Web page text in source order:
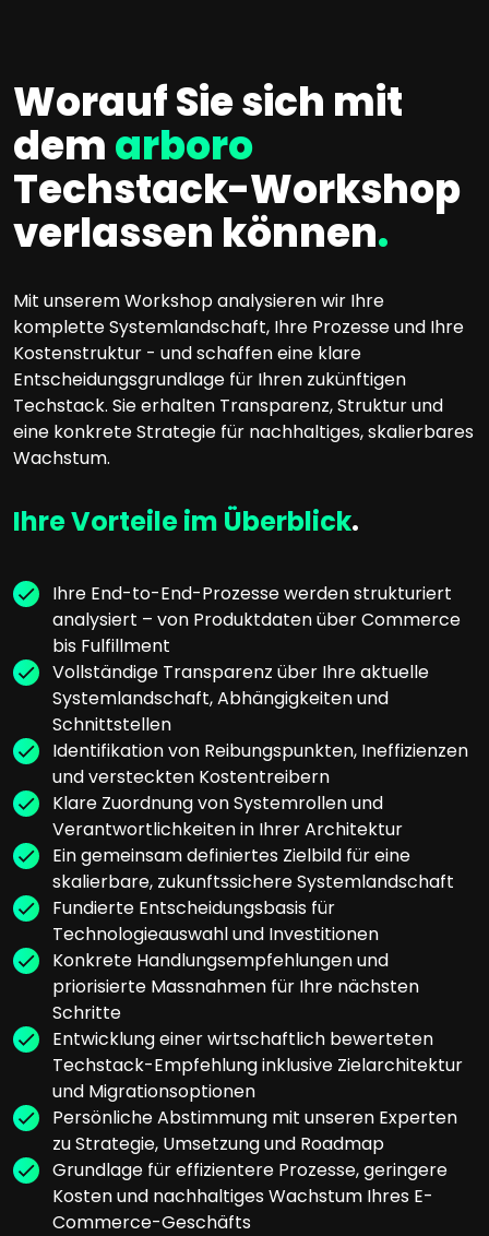
Worauf Sie sich mit
demarboro
Techstack-Workshop
verlassen können.
Mit unserem Workshop analysieren wir Ihre
komplette Systemlandschaft, Ihre Prozesse und Ihre
Kostenstruktur - und schaffen eine klare
Entscheidungsgrundlage für Ihren zukünftigen
Techstack. Sie erhalten Transparenz, Struktur und
eine konkrete Strategie für nachhaltiges, skalierbares
Wachstum.
Ihre Vorteile im Überblick.
Ihre End-to-End-Prozesse werden strukturiert
analysiert – von Produktdaten über Commerce
bis Fulfillment
Vollständige Transparenz über Ihre aktuelle
Systemlandschaft, Abhängigkeiten und
Schnittstellen
Identifikation von Reibungspunkten, Ineffizienzen
und versteckten Kostentreibern
Klare Zuordnung von Systemrollen und
Verantwortlichkeiten in Ihrer Architektur
Ein gemeinsam definiertes Zielbild für eine
skalierbare, zukunftssichere Systemlandschaft
Fundierte Entscheidungsbasis für
Technologieauswahl und Investitionen
Konkrete Handlungsempfehlungen und
priorisierte Massnahmen für Ihre nächsten
Schritte
Entwicklung einer wirtschaftlich bewerteten
Techstack-Empfehlung inklusive Zielarchitektur
und Migrationsoptionen
Persönliche Abstimmung mit unseren Experten
zu Strategie, Umsetzung und Roadmap
Grundlage für effizientere Prozesse, geringere
Kosten und nachhaltiges Wachstum Ihres E-
Commerce-Geschäfts